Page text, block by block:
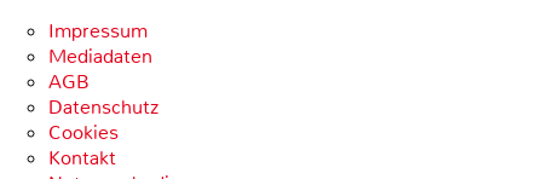
Impressum
Mediadaten
AGB
Datenschutz
Cookies
Kontakt